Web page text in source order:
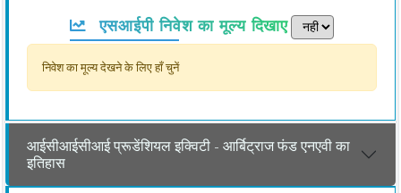
एसआईपी निवेश का मूल्य दिखाए
निवेश का मूल्य देखने के लिए हाँ चुनें
आईसीआईसीआई प्रूडेंशियल इक्विटी - आर्बिट्राज फंड एनएवी का
इतिहास